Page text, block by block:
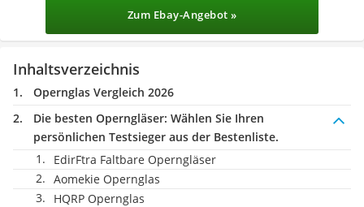
Zum Ebay-Angebot »
Inhaltsverzeichnis
Opernglas Vergleich 2026
Die besten Operngläser: Wählen Sie Ihren
persönlichen Testsieger aus der Bestenliste.
EdirFtra Faltbare Operngläser
Aomekie Opernglas
HQRP Opernglas